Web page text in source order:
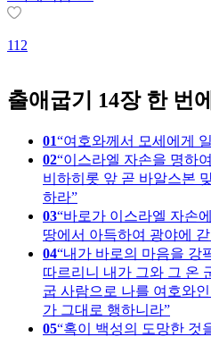
112
출애굽기 14장 한 번
01 여호와께서 모세에게
02 이스라엘 자손을 명하
비하히롯 앞 곧 바알스본
하라
03 바로가 이스라엘 자손
땅에서 아득하여 광야에
04 내가 바로의 마음을 강
따르리니 내가 그와 그 온
굽 사람으로 나를 여호와
가 그대로 행하니라
05 혹이 백성의 도망한 것